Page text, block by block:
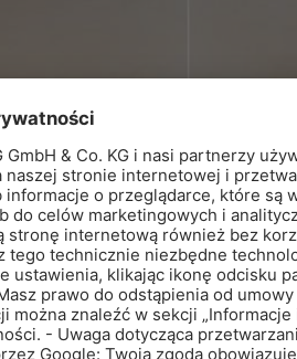
RD-SK50
uszczelniająca taśma